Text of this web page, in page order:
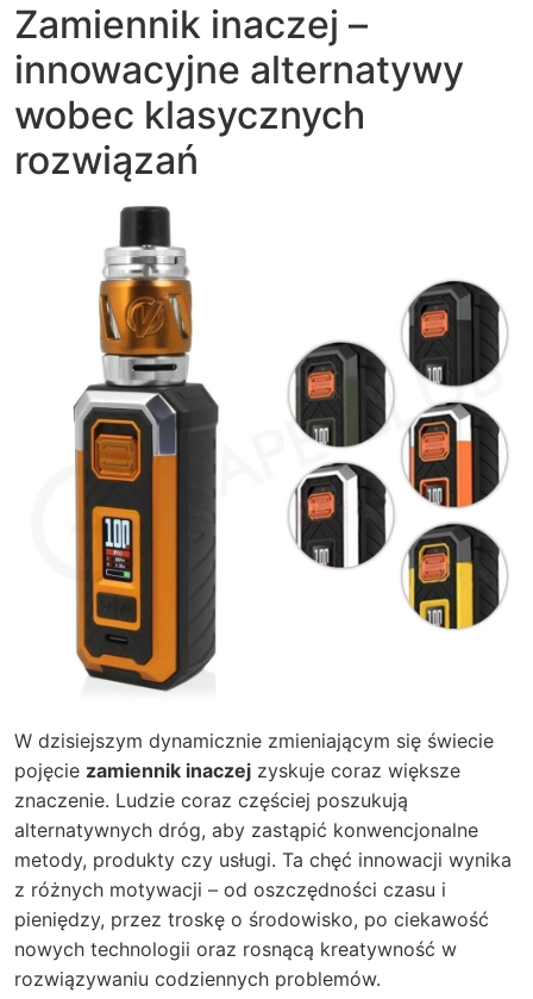
Zamiennik inaczej –
innowacyjne alternatywy
wobec klasycznych
rozwiązań
W dzisiejszym dynamicznie zmieniającym się świecie
pojęcie zamiennik inaczej zyskuje coraz większe
znaczenie. Ludzie coraz częściej poszukują
alternatywnych dróg, aby zastąpić konwencjonalne
metody, produkty czy usługi. Ta chęć innowacji wynika
z różnych motywacji – od oszczędności czasu i
pieniędzy, przez troskę o środowisko, po ciekawość
nowych technologii oraz rosnącą kreatywność w
rozwiązywaniu codziennych problemów.